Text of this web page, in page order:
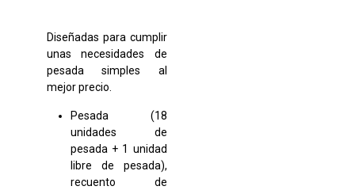
Diseñadas para cumplir
unas necesidades de
pesada simples al
mejor precio.
Pesada (18
unidades de
pesada + 1 unidad
libre de pesada),
recuento de